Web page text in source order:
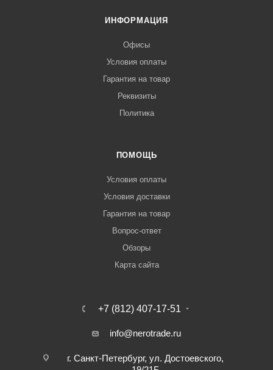
ИНФОРМАЦИЯ
Офисы
Условия оплаты
Гарантия на товар
Реквизиты
Политика
ПОМОЩЬ
Условия оплаты
Условия доставки
Гарантия на товар
Вопрос-ответ
Обзоры
Карта сайта
+7 (812) 407-17-51
info@nerotrade.ru
г. Санкт-Петербург, ул. Достоевского,